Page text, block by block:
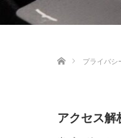
プライバシ
アクセス解